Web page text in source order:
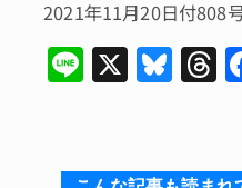
2021年11月20日付808
Li X Bl
s
T
a